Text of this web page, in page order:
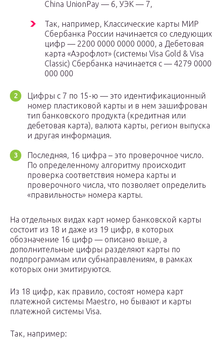
China UnionPay — 6, УЭК — 7,
Так, например, Классические карты МИР
Сбербанка России начинается со следующих
цифр — 2200 0000 0000 0000, а Дебетовая
карта «Аэрофлот» (системы Visa Gold & Visa
Classic) Сбербанка начинается с — 4279 0000
000 000
Цифры с 7 по 15-ю — это идентификационный
номер пластиковой карты и в нем зашифрован
тип банковского продукта (кредитная или
дебетовая карта), валюта карты, регион выпуска
и другая информация.
Последняя, 16 цифра – это проверочное число.
По определенному алгоритму происходит
проверка соответствия номера карты и
проверочного числа, что позволяет определить
«правильность» номера карты.
На отдельных видах карт номер банковской карты
состоит из 18 и даже из 19 цифр, в которых
обозначение 16 цифр — описано выше, а
дополнительные цифры разделяют карты по
подпрограммам или субнаправлениям, в рамках
которых они эмитируются.
Из 18 цифр, как правило, состоят номера карт
платежной системы Maestro, но бывают и карты
платежной системы Visa.
Так, например: